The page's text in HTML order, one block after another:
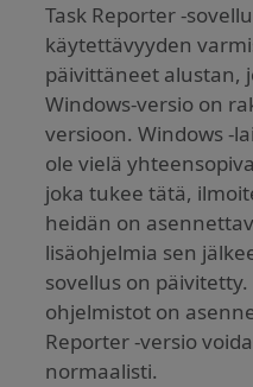
Task Reporter -
käytettävyyden
päivittäneet alustan,
Windows-versio on
versioon. Windows -
ole vielä
joka tukee tätä,
heidän on
lisäohjelmia sen
sovellus on
ohjelmistot on
Reporter -versio
normaalisti.